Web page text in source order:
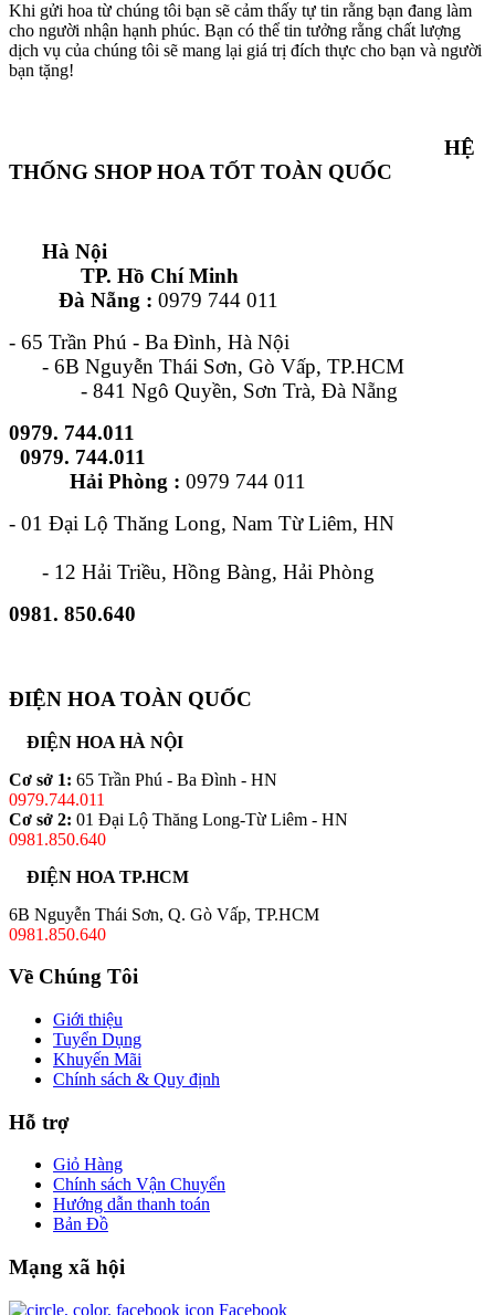
Khi gửi hoa từ chúng tôi bạn sẽ cảm thấy tự tin rằng bạn đang làm
cho người nhận hạnh phúc. Bạn có thể tin tưởng rằng chất lượng
dịch vụ của chúng tôi sẽ mang lại giá trị đích thực cho bạn và người
bạn tặng!
HỆ
THỐNG SHOP HOA TỐT TOÀN QUỐC
Hà Nội
TP. Hồ Chí Minh
Đà Nẵng : 0979 744 011
- 65 Trần Phú - Ba Đình, Hà Nội
- 6B Nguyễn Thái Sơn, Gò Vấp, TP.HCM
- 841 Ngô Quyền, Sơn Trà, Đà Nẵng
0979. 744.011
0979. 744.011
Hải Phòng : 0979 744 011
- 01 Đại Lộ Thăng Long, Nam Từ Liêm, HN
- 12 Hải Triều, Hồng Bàng, Hải Phòng
0981. 850.640
ĐIỆN HOA TOÀN QUỐC
ĐIỆN HOA HÀ NỘI
Cơ sở 1: 65 Trần Phú - Ba Đình - HN
0979.744.011
Cơ sở 2: 01 Đại Lộ Thăng Long-Từ Liêm - HN
0981.850.640
ĐIỆN HOA TP.HCM
6B Nguyễn Thái Sơn, Q. Gò Vấp, TP.HCM
0981.850.640
Về Chúng Tôi
Giới thiệu
Tuyển Dụng
Khuyến Mãi
Chính sách & Quy định
Hỗ trợ
Giỏ Hàng
Chính sách Vận Chuyển
Hướng dẫn thanh toán
Bản Đồ
Mạng xã hội
Facebook